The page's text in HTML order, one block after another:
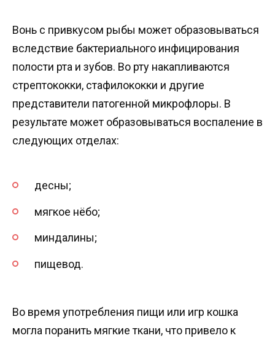
Вонь с привкусом рыбы может образовываться
вследствие бактериального инфицирования
полости рта и зубов. Во рту накапливаются
стрептококки, стафилококки и другие
представители патогенной микрофлоры. В
результате может образовываться воспаление в
следующих отделах:
десны;
мягкое нёбо;
миндалины;
пищевод.
Во время употребления пищи или игр кошка
могла поранить мягкие ткани, что привело к